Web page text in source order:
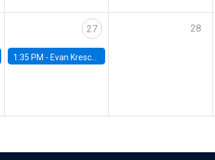
27
1:35 PM - Evan Kresch, Oberlin College
28